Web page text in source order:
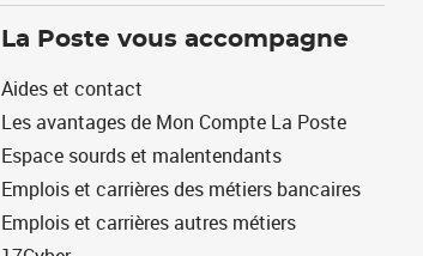
La Poste vous accompagne
Aides et contact
Les avantages de Mon Compte La Poste
Espace sourds et malentendants
Emplois et carrières des métiers bancaires
Emplois et carrières autres métiers